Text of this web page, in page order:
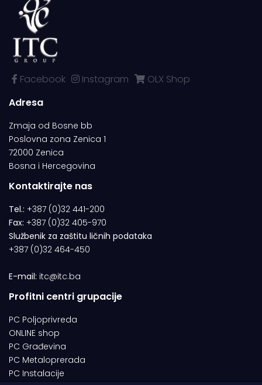
Facebook Instagram
OLX Shop
Adresa
Zmaja od Bosne bb
Poslovna zona Zenica 1
72000 Zenica
Bosna i Hercegovina
Kontaktirajte nas
Tel.: +387 (0)32 441-200
Fax: +387 (0)32 405-970
Službenik za zaštitu ličnih podataka
+387 (0)32 464-450
E-mail: itc@itc.ba
Profitni centri grupacije
PC Poljoprivreda
ONLINE shop
PC Građevina
PC Metaloprerada
PC Instalacije